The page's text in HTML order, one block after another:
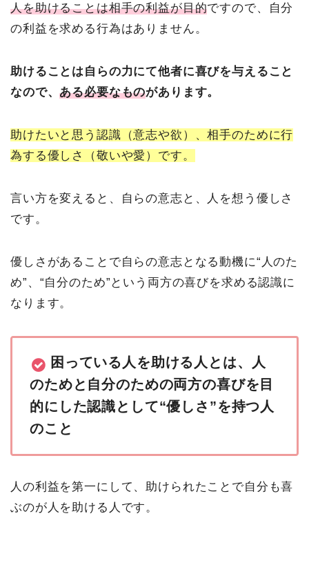
人を助けることは相手の利益が目的ですので、自分
の利益を求める行為はありません。
助けることは自らの力にて他者に喜びを与えること
なので、ある必要なものがあります。
助けたいと思う認識（意志や欲）、相手のために行
為する優しさ（敬いや愛）です。
言い方を変えると、自らの意志と、人を想う優しさ
です。
優しさがあることで自らの意志となる動機に“人のた
め”、“自分のため”という両方の喜びを求める認識に
なります。
困っている人を助ける人とは、人
のためと自分のための両方の喜びを目
的にした認識として“優しさ”を持つ人
のこと
人の利益を第一にして、助けられたことで自分も喜
ぶのが人を助ける人です。